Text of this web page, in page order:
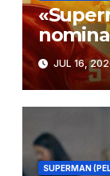
Choice
JUL 16,
SUPERMAN